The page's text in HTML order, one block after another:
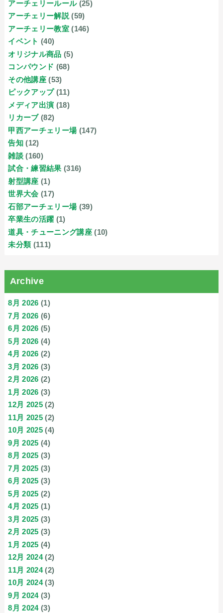
アーチェリールール (25)
アーチェリー解説 (59)
アーチェリー教室 (146)
イベント (40)
オリジナル商品 (5)
コンパウンド (68)
その他講座 (53)
ピックアップ (11)
メディア出演 (18)
リカーブ (82)
甲西アーチェリー場 (147)
告知 (12)
雑談 (160)
試合・練習結果 (316)
射型講座 (1)
世界大会 (17)
石部アーチェリー場 (39)
卒業生の活躍 (1)
道具・チューニング講座 (10)
未分類 (111)
Archive
8月 2026 (1)
7月 2026 (6)
6月 2026 (5)
5月 2026 (4)
4月 2026 (2)
3月 2026 (3)
2月 2026 (2)
1月 2026 (3)
12月 2025 (2)
11月 2025 (2)
10月 2025 (4)
9月 2025 (4)
8月 2025 (3)
7月 2025 (3)
6月 2025 (3)
5月 2025 (2)
4月 2025 (1)
3月 2025 (3)
2月 2025 (3)
1月 2025 (4)
12月 2024(2)
11月 2024(2)
10月 2024(3)
9月 2024(3)
8月 2024(3)